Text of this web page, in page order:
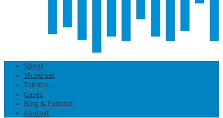
Speak
Showreel
Tekster
Cases
Blog & Podcast
Kontakt